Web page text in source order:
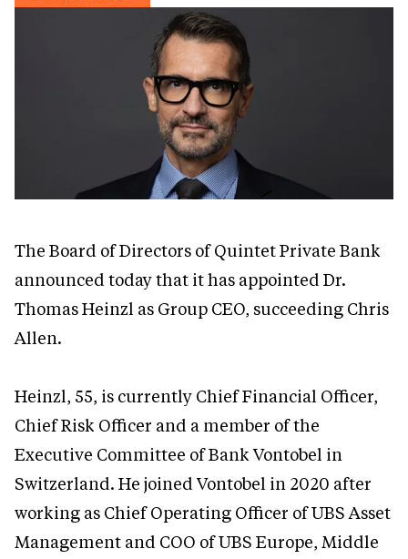
The Board of Directors of Quintet Private Bank
announced today that it has appointed Dr.
Thomas Heinzl as Group CEO, succeeding Chris
Allen.
Heinzl, 55, is currently Chief Financial Officer,
Chief Risk Officer and a member of the
Executive Committee of Bank Vontobel in
Switzerland. He joined Vontobel in 2020 after
working as Chief Operating Officer of UBS Asset
Management and COO of UBS Europe, Middle